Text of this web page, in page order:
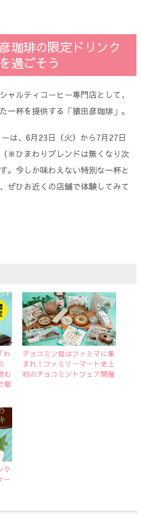
珈琲の限定ドリンク
過ごそう
ャルティコーヒー専門店として、
一杯を提供する「猿田彦珈琲」。
は、6月23日（火）から7月27日
（※ひまわりブレンドは無くなり次
。今しか味わえない特別な一杯と
ぜひお近くの店舗で体験してみて
わ
む
販
チョコミン党はファミマに集
まれ！ファミリーマート史上
初のチョコミントフェア開催
ケ
ー